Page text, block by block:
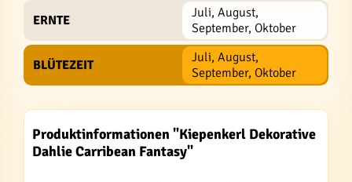
ERNTE
Juli, August,
September, Oktober
BLÜTEZEIT
Juli, August,
September, Oktober
Produktinformationen "Kiepenkerl Dekorative
Dahlie Carribean Fantasy"